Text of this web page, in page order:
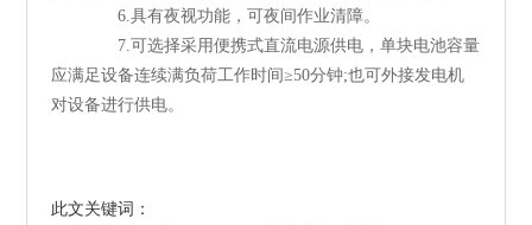
6.具有夜视功能，可夜间作业清障。
7.可选择采用便携式直流电源供电，单块电池容量
应满足设备连续满负荷工作时间≥50分钟;也可外接发电机
对设备进行供电。
此文关键词：